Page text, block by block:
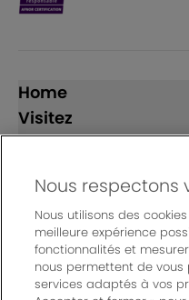
Home
Visitez
Exposez
Suivez-nous
Nous respectons
Nous utilisons des
meilleure expérience
fonctionnalités et
nous permettent de vous
services adaptés à vos